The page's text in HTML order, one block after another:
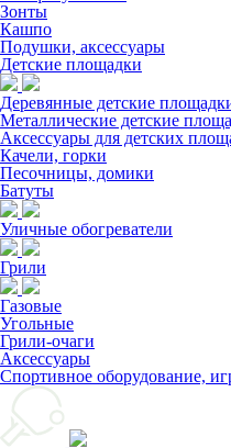
Зонты
Кашпо
Подушки, аксессуары
Детские площадки
Деревянные детские
Металлические детские
Аксессуары для детских
Качели, горки
Песочницы, домики
Батуты
Уличные обогреватели
Грили
Газовые
Угольные
Грили-очаги
Аксессуары
Спортивное оборудование,